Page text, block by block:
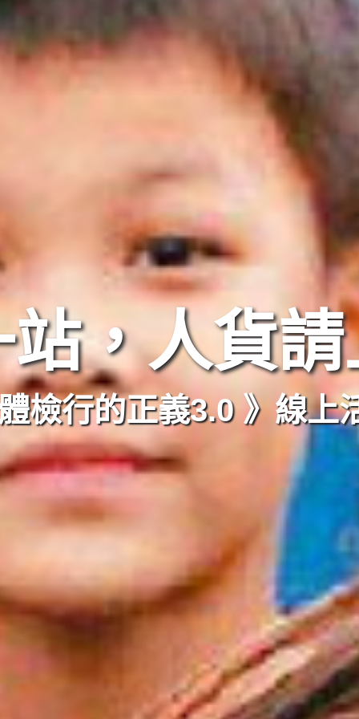
，人貨
檢行的正義3.0 》線上